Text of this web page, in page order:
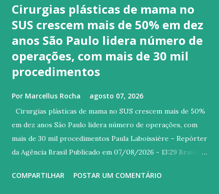
Cirurgias plásticas de mama no
SUS crescem mais de 50% em dez
anos São Paulo lidera número de
operações, com mais de 30 mil
procedimentos
Por Marcellus Rocha agosto 07, 2026
Cirurgias plásticas de mama no SUS crescem mais de 50%
em dez anos São Paulo lidera número de operações, com
mais de 30 mil procedimentos Paula Laboissière – Repórter
da Agência Brasil Publicado em 07/08/2026 - 13:29 Brasília
áudio O volume de cirurgias plásticas mamárias feitas no
COMPARTILHAR POSTAR UM COMENTÁRIO